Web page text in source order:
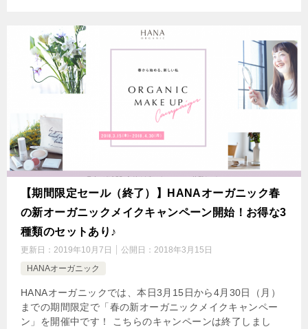
【期間限定セール（終了）】HANAオーガニック春
の新オーガニックメイクキャンペーン開始！お得な3
種類のセットあり♪
更新日： 2019年10月7日 公開日： 2018年3月15日
HANAオーガニック
HANAオーガニックでは、本日3月15日から4月30日（月）
までの期間限定で「春の新オーガニックメイクキャンペー
ン」を開催中です！ こちらのキャンペーンは終了しまし